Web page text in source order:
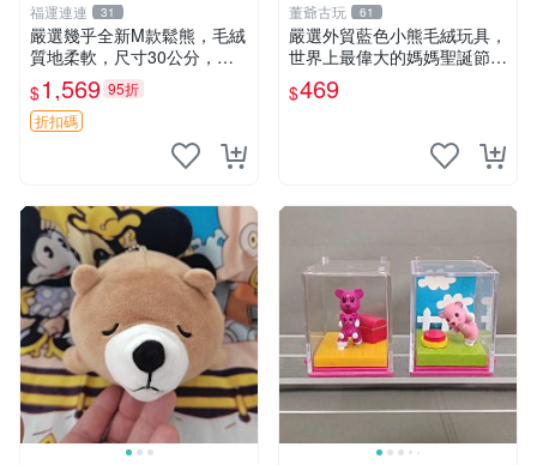
福運連連 31
嚴選幾乎全新M款鬆熊，毛絨
質地柔軟，尺寸30公分，做
工精緻可愛，適合收藏或贈送
親友。中古使用痕跡，手感依
然優良。 鬆熊 嬰熊 毛玩偶
$1,569 95折
折扣碼
董爺古玩 61
嚴選外貿藍色小熊毛絨玩具，
世界上最偉大的媽媽聖誕節推
薦禮物 五角星 兒童玩具 母親
節
$469